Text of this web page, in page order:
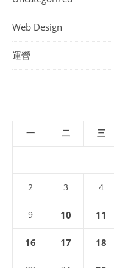
Web Design
運營
一 二 三
2 3 4
9 10 11
16 17 18